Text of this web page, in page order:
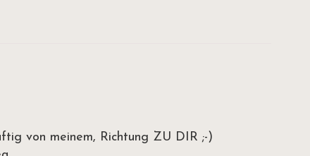
von meinem, Richtung ZU DIR ;-)